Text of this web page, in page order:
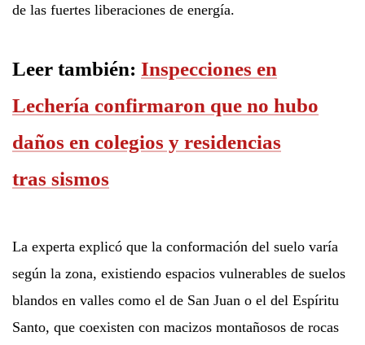
de las fuertes liberaciones de energía.
Leer también: Inspecciones en
Lechería confirmaron que no hubo
daños en colegios y residencias
tras sismos
La experta explicó que la conformación del suelo varía
según la zona, existiendo espacios vulnerables de suelos
blandos en valles como el de San Juan o el del Espíritu
Santo, que coexisten con macizos montañosos de rocas